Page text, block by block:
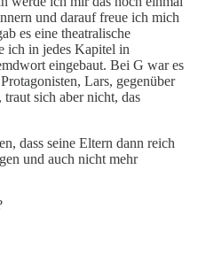
und darauf freue ich mich
es eine theatralische
ich in jedes Kapitel in
eingebaut. Bei G war es
Lars, gegenüber
sich aber nicht, das
dass seine Eltern dann reich
und auch nicht mehr